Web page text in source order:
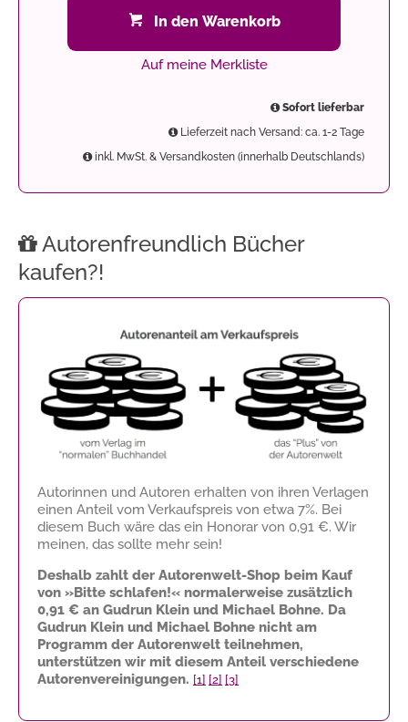
In den Warenkorb
Auf meine Merkliste
Sofort lieferbar
Lieferzeit nach Versand: ca. 1-2 Tage
inkl. MwSt. & Versandkosten (innerhalb Deutschlands)
Autorenfreundlich Bücher
kaufen?!
Autorinnen und Autoren erhalten von ihren Verlagen
einen Anteil vom Verkaufspreis von etwa 7%. Bei
diesem Buch wäre das ein Honorar von 0,91 €. Wir
meinen, das sollte mehr sein!
Deshalb zahlt der Autorenwelt-Shop beim Kauf
von »Bitte schlafen!« normalerweise zusätzlich
0,91 € an Gudrun Klein und Michael Bohne. Da
Gudrun Klein und Michael Bohne nicht am
Programm der Autorenwelt teilnehmen,
unterstützen wir mit diesem Anteil verschiedene
Autorenvereinigungen. [1] [2] [3]